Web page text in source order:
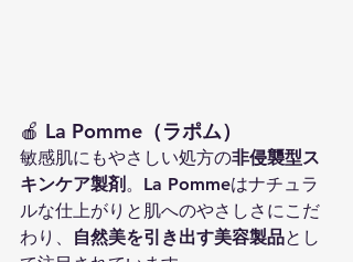
🍎 La Pomme（ラポム）
敏感肌にもやさしい処方の非侵襲型ス
キンケア製剤 。La Pommeはナチュラ
ルな仕上がりと肌へのやさしさにこだ
わり、
自然美を引き出す美容製品とし